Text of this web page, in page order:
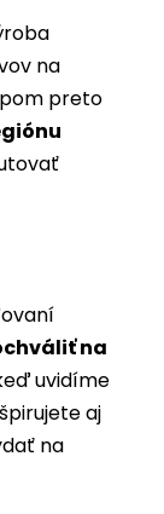
na
preto
na
uvidíme
aj
na